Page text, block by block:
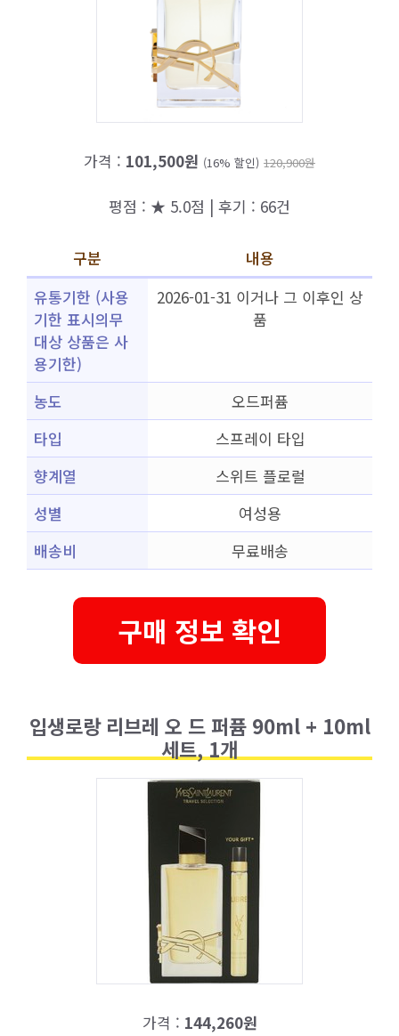
가격 : 101,500원 (16% 할인) 120,900원
평점 : ★ 5.0점 | 후기 : 66건
구분
내용
유통기한 (사용
기한 표시의무
대상 상품은 사
용기한)
2026-01-31 이거나 그 이후인 상
품
농도
오드퍼퓸
타입
스프레이 타입
향계열
스위트 플로럴
성별
여성용
배송비
무료배송
구매 정보 확인
입생로랑 리브레 오 드 퍼퓸 90ml + 10ml
세트, 1개
가격 : 144,260원